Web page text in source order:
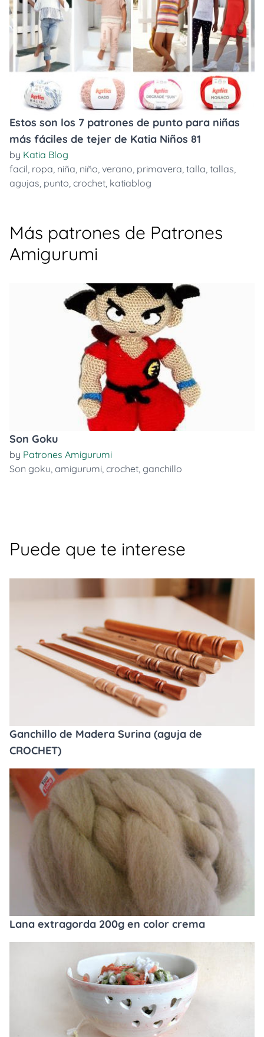
Estos son los 7 patrones de punto para niñas
más fáciles de tejer de Katia Niños 81
by Katia Blog
facil, ropa, niña, niño, verano, primavera, talla, tallas,
agujas, punto, crochet, katiablog
Más patrones de Patrones
Amigurumi
Son Goku
by Patrones Amigurumi
Son goku, amigurumi, crochet, ganchillo
Puede que te interese
Ganchillo de Madera Surina (aguja de
CROCHET)
Lana extragorda 200g en color crema